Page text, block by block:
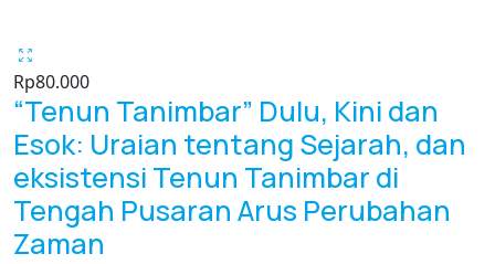
Rp80.000
“Tenun Tanimbar” Dulu, Kini dan
Esok: Uraian tentang Sejarah, dan
eksistensi Tenun Tanimbar di
Tengah Pusaran Arus Perubahan
Zaman